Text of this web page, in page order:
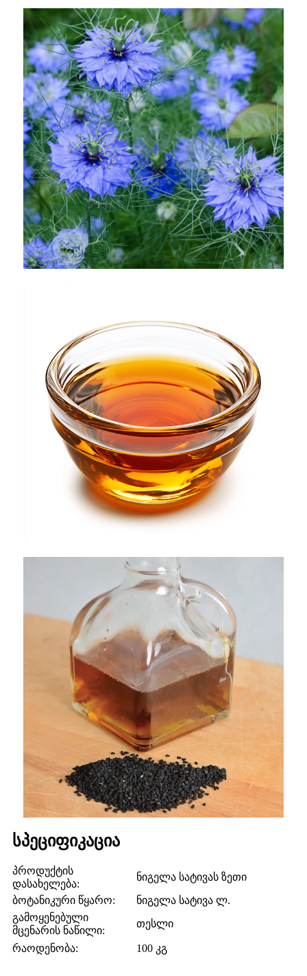
სპეციფიკაცია
პროდუქტის
დასახელება:
ნიგელა სატივას ზეთი
ბოტანიკური წყარო:
ნიგელა სატივა ლ.
გამოყენებული
მცენარის ნაწილი:
თესლი
რაოდენობა: 100 კგ